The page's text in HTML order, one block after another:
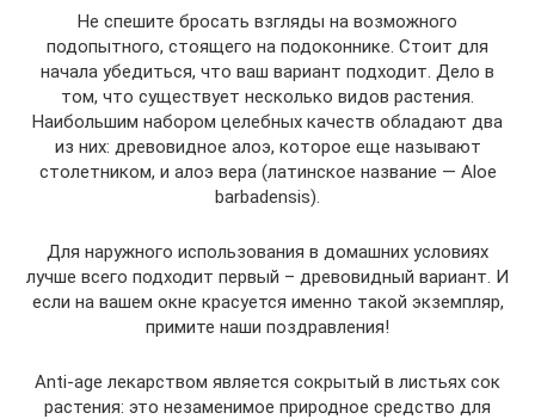
Не спешите бросать взгляды на возможного
подопытного, стоящего на подоконнике. Стоит для
начала убедиться, что ваш вариант подходит. Дело в
том, что существует несколько видов растения.
Наибольшим набором целебных качеств обладают два
из них: древовидное алоэ, которое еще называют
столетником, и алоэ вера (латинское название — Aloe
barbadensis).
Для наружного использования в домашних условиях
лучше всего подходит первый – древовидный вариант. И
если на вашем окне красуется именно такой экземпляр,
примите наши поздравления!
Anti-age лекарством является сокрытый в листьях сок
растения: это незаменимое природное средство для